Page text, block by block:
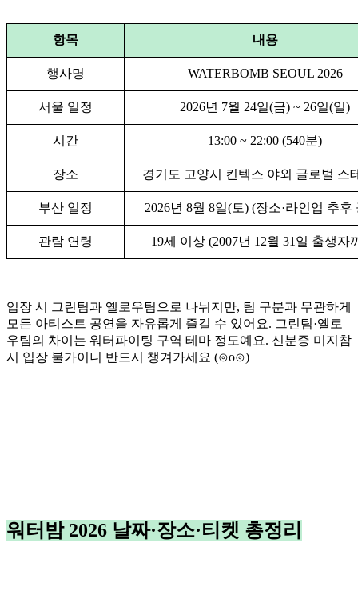
항목 내용
행사명 WATERBOMB SEOUL 2026
서울 일정 2026년 7월 24일(금) ~ 26일(일)
시간 13:00 ~ 22:00 (540분)
장소 경기도 고양시 킨텍스 야외 글로벌 스
부산 일정 2026년 8월 8일(토) (장소·라인업 추후
관람 연령 19세 이상 (2007년 12월 31일 출생자
입장 시 그린팀과 옐로우팀으로 나뉘지만, 팀 구분과 무관하게
모든 아티스트 공연을 자유롭게 즐길 수 있어요. 그린팀·옐로
우팀의 차이는 워터파이팅 구역 테마 정도예요. 신분증 미지참
시 입장 불가이니 반드시 챙겨가세요 (⊙o⊙)
워터밤 2026 날짜·장소·티켓 총정리